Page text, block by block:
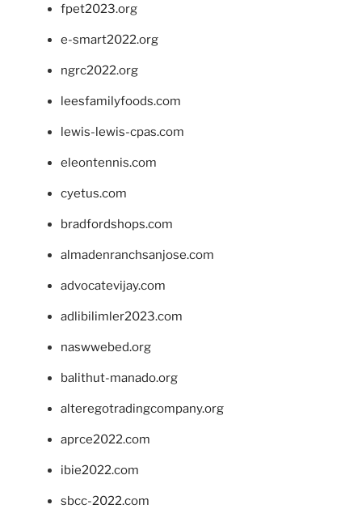
fpet2023.org
e-smart2022.org
ngrc2022.org
leesfamilyfoods.com
lewis-lewis-cpas.com
eleontennis.com
cyetus.com
bradfordshops.com
almadenranchsanjose.com
advocatevijay.com
adlibilimler2023.com
naswwebed.org
balithut-manado.org
alteregotradingcompany.org
aprce2022.com
ibie2022.com
sbcc-2022.com